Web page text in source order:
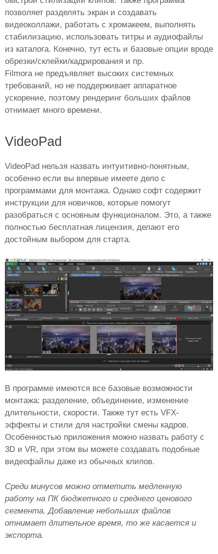
позволяет разделять экран и создавать
видеоколлажи, работать с хромакеем, выполнять
стабилизацию, использовать титры и аудиофайлы
из каталога. Конечно, тут есть и базовые опции вроде
обрезки/склейки/кадрирования и пр.
Filmora не предъявляет высоких системных
требований, но не поддерживает аппаратное
ускорение, поэтому рендеринг больших файлов
отнимает много времени.
VideoPad
VideoPad нельзя назвать интуитивно-понятным,
особенно если вы впервые имеете дело с
программами для монтажа. Однако софт содержит
инструкции для новичков, которые помогут
разобраться с основным функционалом. Это, а также
полностью бесплатная лицензия, делают его
достойным выбором для старта.
В программе имеются все базовые возможности
монтажа: разделение, объединение, изменение
длительности, скорости. Также тут есть VFX-
эффекты и стили для настройки смены кадров.
Особенностью приложения можно назвать работу с
3D и VR, при этом вы можете создавать подобные
видеофайлы даже из обычных клипов.
Среди минусов можно отметить медленную
работу на ПК бюджетного и среднего ценового
сегмента. Добавление небольших файлов
отнимает длительное время, то же касается и
экспорта.